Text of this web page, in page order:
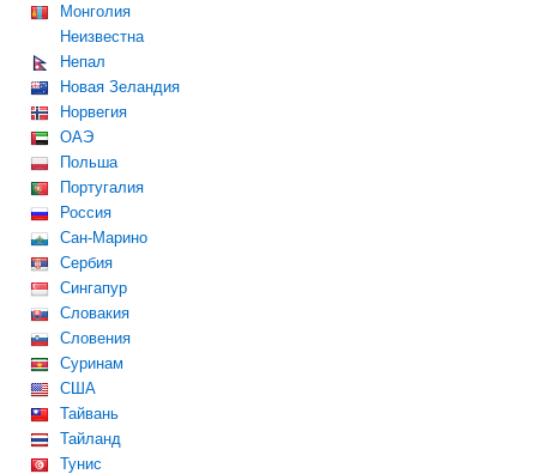
Монголия
Неизвестна
Непал
Новая Зеландия
Норвегия
ОАЭ
Польша
Португалия
Россия
Сан-Марино
Сербия
Сингапур
Словакия
Словения
Суринам
США
Тайвань
Тайланд
Тунис